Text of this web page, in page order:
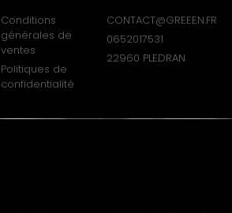
Conditions
générales de
ventes
Politiques de
confidentialité
CONTACT@GREEEN.FR
0652017531
22960 PLEDRAN